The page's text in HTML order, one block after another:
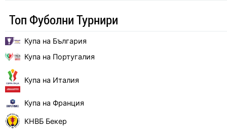
Топ Фуболни Турнири
Купа на България
Купа на Португалия
Купа на Италия
Купа на Франция
КНВБ Бекер